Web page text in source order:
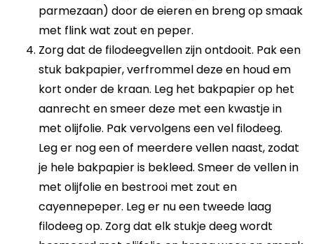
parmezaan) door de eieren en breng op smaak
met flink wat zout en peper.
Zorg dat de filodeegvellen zijn ontdooit. Pak een
stuk bakpapier, verfrommel deze en houd em
kort onder de kraan. Leg het bakpapier op het
aanrecht en smeer deze met een kwastje in
met olijfolie. Pak vervolgens een vel filodeeg.
Leg er nog een of meerdere vellen naast, zodat
je hele bakpapier is bekleed. Smeer de vellen in
met olijfolie en bestrooi met zout en
cayennepeper. Leg er nu een tweede laag
filodeeg op. Zorg dat elk stukje deeg wordt